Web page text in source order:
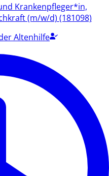
Krankenpfleger*in,
(m/w/d) (181098)
Altenhilfe